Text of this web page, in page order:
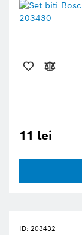
11 lei
ID: 203432